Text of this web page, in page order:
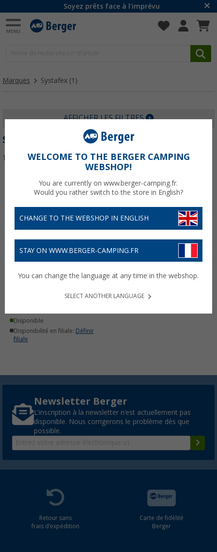
Soyez prêts face à l'imprévu
Marques Systafex (1)
AFFICHER LES FILTRES
SYSTAFEX
Trier par :
Support mural pour
téléviseur 13-27 pouces
Disponible
Disponibilité en filiale: Définir
filiale
Newsletter Berger
L'inscription à la newsletter n'est actuellement pas
disponible. Nous corrigerons le problème dès que
possible.
Retour sans
frais d'expédition
Carte de fidélité
Berger
WELCOME TO THE BERGER CAMPING
WEBSHOP!
You are currently on www.berger-camping.fr.
Would you rather switch to the store in English?
CHANGE TO THE WEBSHOP IN ENGLISH
STAY ON WWW.BERGER-CAMPING.FR
You can change the language at any time in the webshop.
SELECT ANOTHER LANGUAGE